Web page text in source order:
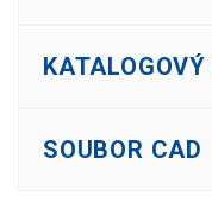
SOUBOR CAD